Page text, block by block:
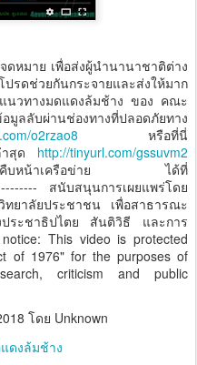
ดหมาย เพื่อส่งผู้นำนานาชาติต่าง
ปรดช่วยกันกระจายและส่งให้มาก
วทางมดแดงล้มช้าง ของ คณะ
มูลลับผ่านช่องทางที่ปลอดภัยทาง
o2rzao8 หรือที่นี่
าสุด http://tinyurl.com/gssuvm2
วามคืบหน้าเครือข่าย ได้ที่
สนับสนุนการเผยแพร่โดย
ยาลัยประชาชน เพื่อสาธารณะ
ประชาธิปไตย สันติวิธี และการ
This video is protected
of 1976" for the purposes of
criticism and public
โดย Unknown
ดงล้มช้าง